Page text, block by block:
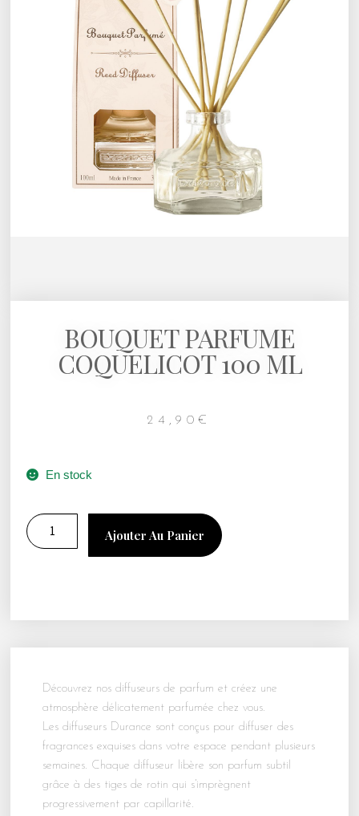
BOUQUET PARFUME
COQUELICOT 100 ML
24,90 €
En stock
Ajouter Au Panier
Découvrez nos diffuseurs de parfum et créez une
atmosphère délicatement parfumée chez vous.
Les diffuseurs Durance sont conçus pour diffuser des
fragrances exquises dans votre espace pendant plusieurs
semaines. Chaque diffuseur libère son parfum subtil
grâce à des tiges de rotin qui s’imprègnent
progressivement par capillarité.